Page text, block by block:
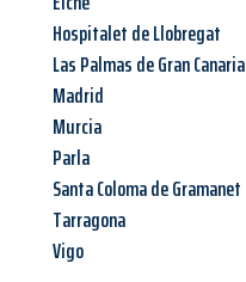
Hospitalet de Llobregat
Las Palmas de Gran Canaria
Madrid
Murcia
Parla
Santa Coloma de Gramanet
Tarragona
Vigo